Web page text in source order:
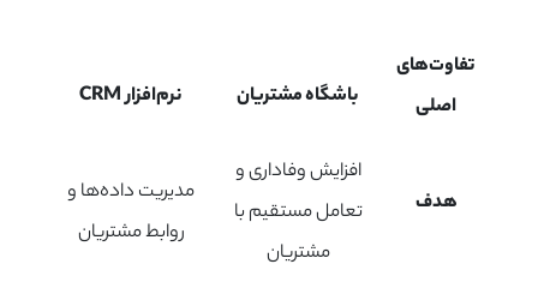
تفاوت‌های
اصلی
باشگاه مشتریان نرم‌افزارCRM
هدف
افزایش وفاداری و
تعامل مستقیم با
مشتریان
مدیریت داده‌ها و
روابط مشتریان